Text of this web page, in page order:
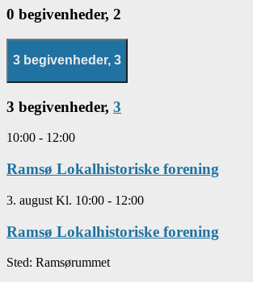
0 begivenheder, 2
3 begivenheder, 3
3 begivenheder, 3
10:00 - 12:00
Ramsø Lokalhistoriske forening
3. august Kl. 10:00 - 12:00
Ramsø Lokalhistoriske forening
Sted: Ramsørummet